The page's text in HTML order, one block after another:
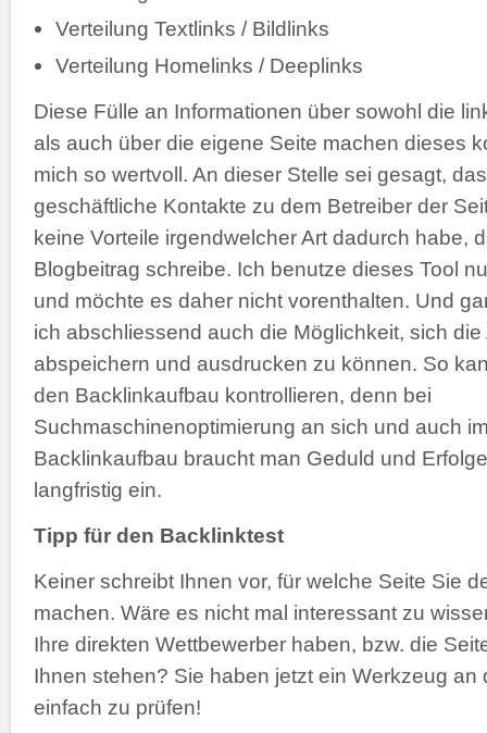
Verteilung Textlinks / Bildlinks
Verteilung Homelinks / Deeplinks
Diese Fülle an Informationen über sowohl die
als auch über die eigene Seite machen dieses
mich so wertvoll. An dieser Stelle sei gesagt,
geschäftliche Kontakte zu dem Betreiber der
keine Vorteile irgendwelcher Art dadurch habe,
Blogbeitrag schreibe. Ich benutze dieses Tool
und möchte es daher nicht vorenthalten. Und
ich abschliessend auch die Möglichkeit, sich
abspeichern und ausdrucken zu können. So
den Backlinkaufbau kontrollieren, denn bei
Suchmaschinenoptimierung an sich und auch
Backlinkaufbau braucht man Geduld und
langfristig ein.
Tipp für den Backlinktest
Keiner schreibt Ihnen vor, für welche Seite Sie
machen. Wäre es nicht mal interessant zu
Ihre direkten Wettbewerber haben, bzw. die
Ihnen stehen? Sie haben jetzt ein Werkzeug an
einfach zu prüfen!